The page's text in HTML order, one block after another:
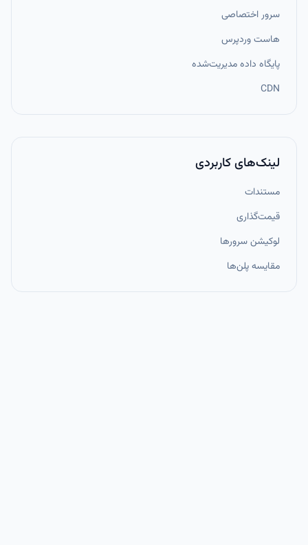
سرور اختصاصی
هاست وردپرس
پایگاه داده مدیریت‌شده
CDN
لینک‌های کاربردی
مستندات
قیمت‌گذاری
لوکیشن سرورها
مقایسه پلن‌ها